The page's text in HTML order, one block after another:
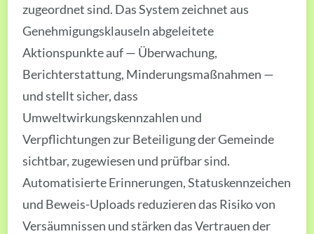
zugeordnet sind. Das System zeichnet aus
Genehmigungsklauseln abgeleitete
Aktionspunkte auf — Überwachung,
Berichterstattung, Minderungsmaßnahmen —
und stellt sicher, dass
Umweltwirkungskennzahlen und
Verpflichtungen zur Beteiligung der Gemeinde
sichtbar, zugewiesen und prüfbar sind.
Automatisierte Erinnerungen, Statuskennzeichen
und Beweis-Uploads reduzieren das Risiko von
Versäumnissen und stärken das Vertrauen der